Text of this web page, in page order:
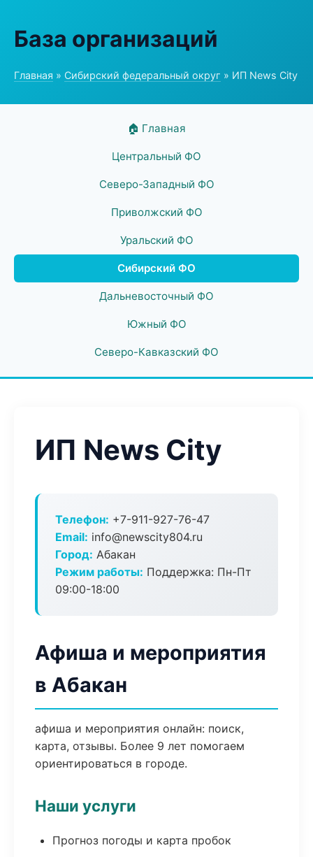
База организаций
Главная » Сибирский федеральный округ » ИП News City
🏠 Главная
Центральный ФО
Северо-Западный ФО
Приволжский ФО
Уральский ФО
Сибирский ФО
Дальневосточный ФО
Южный ФО
Северо-Кавказский ФО
ИП News City
Телефон: +7-911-927-76-47
Email: info@newscity804.ru
Город: Абакан
Режим работы: Поддержка: Пн-Пт
09:00-18:00
Афиша и мероприятия
в Абакан
афиша и мероприятия онлайн: поиск,
карта, отзывы. Более 9 лет помогаем
ориентироваться в городе.
Наши услуги
Прогноз погоды и карта пробок